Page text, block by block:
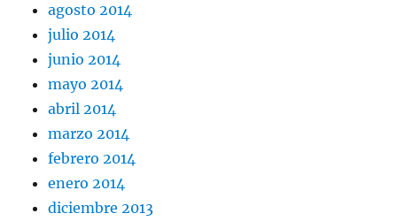
agosto 2014
julio 2014
junio 2014
mayo 2014
abril 2014
marzo 2014
febrero 2014
enero 2014
diciembre 2013